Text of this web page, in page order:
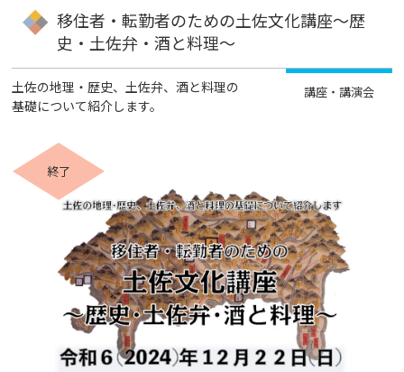
移住者・転勤者のための土佐文化講座～歴
史・土佐弁・酒と料理～
土佐の地理・歴史、土佐弁、酒と料理の
基礎について紹介します。
講座・講演会
終了